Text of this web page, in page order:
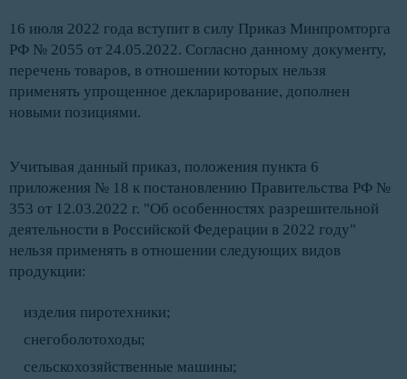
16 июля 2022 года вступит в силу Приказ Минпромторга
РФ № 2055 от 24.05.2022. Согласно данному документу,
перечень товаров, в отношении которых нельзя
применять упрощенное декларирование, дополнен
новыми позициями.
Учитывая данный приказ, положения пункта 6
приложения № 18 к постановлению Правительства РФ №
353 от 12.03.2022 г. "Об особенностях разрешительной
деятельности в Российской Федерации в 2022 году"
нельзя применять в отношении следующих видов
продукции:
изделия пиротехники;
снегоболотоходы;
сельскохозяйственные машины;